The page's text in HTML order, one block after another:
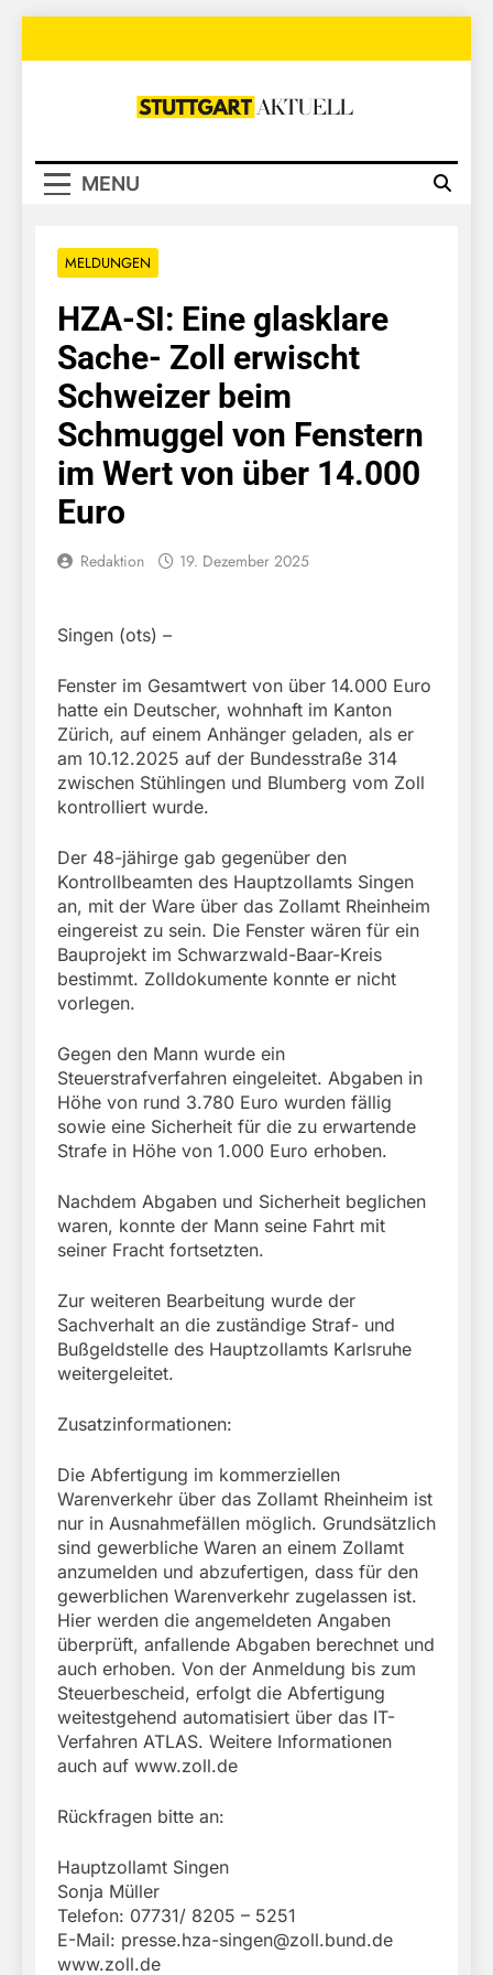
Stuttgart
MENU
MELDUNGEN
HZA-SI: Eine glasklare
Sache- Zoll erwischt
Schweizer beim
Schmuggel von Fenstern
im Wert von über 14.000
Euro
Redaktion 19. Dezember 2025
Singen (ots) –
Fenster im Gesamtwert von über 14.000 Euro
hatte ein Deutscher, wohnhaft im Kanton
Zürich, auf einem Anhänger geladen, als er
am 10.12.2025 auf der Bundesstraße 314
zwischen Stühlingen und Blumberg vom Zoll
kontrolliert wurde.
Der 48-jähirge gab gegenüber den
Kontrollbeamten des Hauptzollamts Singen
an, mit der Ware über das Zollamt Rheinheim
eingereist zu sein. Die Fenster wären für ein
Bauprojekt im Schwarzwald-Baar-Kreis
bestimmt. Zolldokumente konnte er nicht
vorlegen.
Gegen den Mann wurde ein
Steuerstrafverfahren eingeleitet. Abgaben in
Höhe von rund 3.780 Euro wurden fällig
sowie eine Sicherheit für die zu erwartende
Strafe in Höhe von 1.000 Euro erhoben.
Nachdem Abgaben und Sicherheit beglichen
waren, konnte der Mann seine Fahrt mit
seiner Fracht fortsetzten.
Zur weiteren Bearbeitung wurde der
Sachverhalt an die zuständige Straf- und
Bußgeldstelle des Hauptzollamts Karlsruhe
weitergeleitet.
Zusatzinformationen:
Die Abfertigung im kommerziellen
Warenverkehr über das Zollamt Rheinheim ist
nur in Ausnahmefällen möglich. Grundsätzlich
sind gewerbliche Waren an einem Zollamt
anzumelden und abzufertigen, dass für den
gewerblichen Warenverkehr zugelassen ist.
Hier werden die angemeldeten Angaben
überprüft, anfallende Abgaben berechnet und
auch erhoben. Von der Anmeldung bis zum
Steuerbescheid, erfolgt die Abfertigung
weitestgehend automatisiert über das IT-
Verfahren ATLAS. Weitere Informationen
auch auf www.zoll.de
Rückfragen bitte an:
Hauptzollamt Singen
Sonja Müller
Telefon: 07731/ 8205 – 5251
E-Mail: presse.hza-singen@zoll.bund.de
www.zoll.de